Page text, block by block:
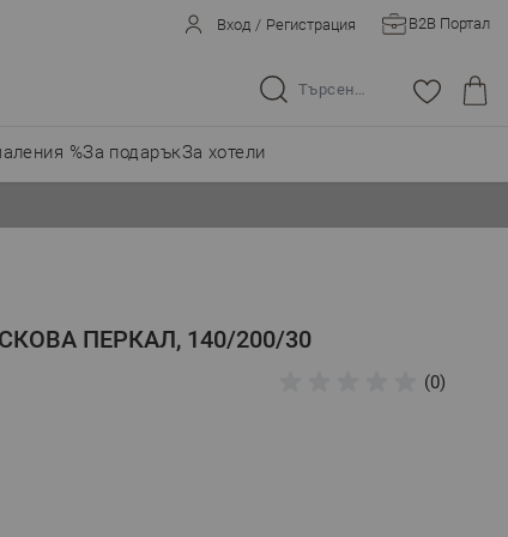
Вход / Регистрация B2B Портал
Търсене в целия магазин...
%За подаръкЗа хотели
ПЕРКАЛ, 140/200/30
(0)